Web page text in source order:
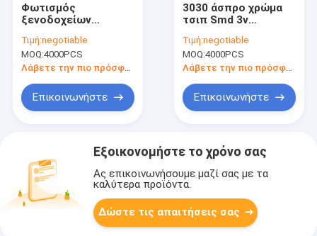
Φωτισμός
ξενοδοχείων
τσιπ των οδηγήσεων
PCT SMD υψηλής
αποδοτικότητας 1w
6500K
Τιμή:negotiable
MOQ:4000PCS
Λάβετε την πιο πρόσφατη τιμή
Επικοινωνήστε
3030 άσπρο χρώμα
τσιπ Smd 3v
180lm 300ma για την
επιλογή
αποδοτικότητας
σηματοδοτών
Τιμή:negotiable
MOQ:4000PCS
Λάβετε την πιο πρόσφατη τιμή
Επικοινωνήστε
Εξοικονομήστε το χρόνο σας
Ας επικοινωνήσουμε μαζί σας με τα
καλύτερα προϊόντα.
Δώστε τις απαιτήσεις σας